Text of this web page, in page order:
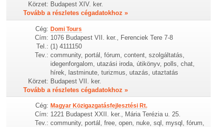
Körzet: Budapest XIV. ker.
Tovább a részletes cégadatokhoz »
Cég: Domi Tours
Cím: 1076 Budapest VII. ker., Ferenciek Tere 7-8
Tel.: (1) 4111150
Tev.: community, portál, fórum, content, szolgáltatás,
idegenforgalom, utazási iroda, útikönyv, polls, chat,
hírek, lastminute, turizmus, utazás, utaztatás
Körzet: Budapest VII. ker.
Tovább a részletes cégadatokhoz »
Cég: Magyar Közigazgatásfejlesztési Rt.
Cím: 1221 Budapest XXII. ker., Mária Terézia u. 25.
Tev.: community, portál, free, open, nuke, sql, mysql, fórum,